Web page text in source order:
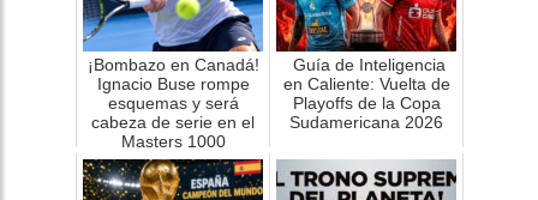
¡Bombazo en Canadá!
Ignacio Buse rompe
esquemas y será
cabeza de serie en el
Masters 1000
Guía de Inteligencia
en Caliente: Vuelta de
Playoffs de la Copa
Sudamericana 2026